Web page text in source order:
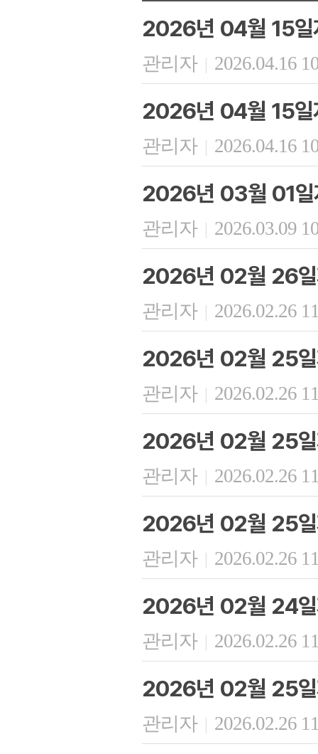
2026년 04월 15일
관리자 | 2026.04.16
2026년 04월 15일
관리자 | 2026.04.16
2026년 03월 01일
관리자 | 2026.03.09
2026년 02월 26일
관리자 | 2026.02.26
2026년 02월 25일
관리자 | 2026.02.26
2026년 02월 25일
관리자 | 2026.02.26
2026년 02월 25일
관리자 | 2026.02.26
2026년 02월 24일
관리자 | 2026.02.26
2026년 02월 25일
관리자 | 2026.02.26